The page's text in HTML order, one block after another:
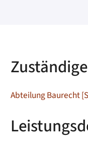
Abteilung Baurecht